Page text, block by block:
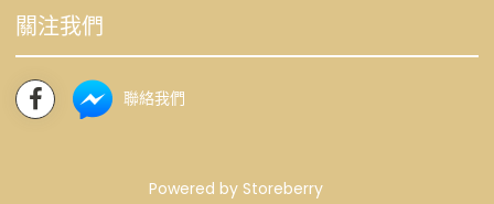
關注我們
聯絡我們
Powered by Storeberry